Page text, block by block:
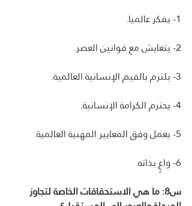
1- يفكر عالميا.
2- يتعايش مع قوانين العصر.
3- يلتزم بالقيم الإنسانية العالمية.
4- يحترم الكرامة الإنسانية.
5- يعمل وفق المعايير المهنية العالمية.
6- واعٍ بذاته.
س8: ما هي الاستحقاقات الخاصة لتجاوز